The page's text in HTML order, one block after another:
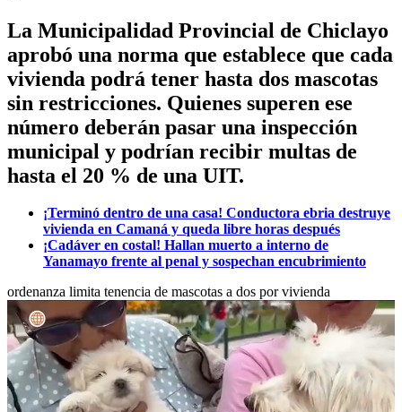
La Municipalidad Provincial de Chiclayo
aprobó una norma que establece que cada
vivienda podrá tener hasta dos mascotas
sin restricciones. Quienes superen ese
número deberán pasar una inspección
municipal y podrían recibir multas de
hasta el 20 % de una UIT.
¡Terminó dentro de una casa! Conductora ebria destruye
vivienda en Camaná y queda libre horas después
¡Cadáver en costal! Hallan muerto a interno de
Yanamayo frente al penal y sospechan encubrimiento
ordenanza limita tenencia de mascotas a dos por vivienda